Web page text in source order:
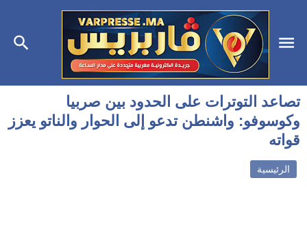
تصاعد التوترات على الحدود بين صربيا
وكوسوفو: واشنطن تدعو إلى الحوار والناتو يعزز
قواته
الرئيسية